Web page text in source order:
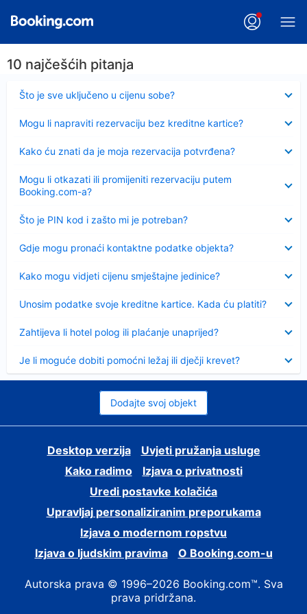
10 najčešćih pitanja
Što je sve uključeno u cijenu sobe?
Sažeto
Mogu li napraviti rezervaciju bez kreditne kartice?
Kako ću znati da je moja rezervacija potvrđena?
Mogu li otkazati ili promijeniti rezervaciju putem
Booking.com-a?
Što je PIN kod i zašto mi je potreban?
Sažeto
Gdje mogu pronaći kontaktne podatke objekta?
Kako mogu vidjeti cijenu smještajne jedinice?
Unosim podatke svoje kreditne kartice. Kada ću platiti?
Zahtijeva li hotel polog ili plaćanje unaprijed?
Je li moguće dobiti pomoćni ležaj ili dječji krevet?
Dodajte svoj objekt
Desktop verzija
Uvjeti pružanja usluge
Kako radimo
Izjava o privatnosti
Uredi postavke kolačića
Upravljaj personaliziranim preporukama
Izjava o modernom ropstvu
Izjava o ljudskim pravima
O Booking.com-u
Autorska prava © 1996–2026 Booking.com™. Sva
prava pridržana.